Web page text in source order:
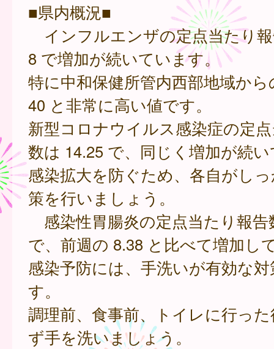
■県内概況■
インフルエンザの定点当たり
8 で増加が続いています。
特に中和保健所管内西部地域か
40 と非常に高い値です。
新型コロナウイルス感染症の定
数は 14.25 で、同じく増加が続
感染拡大を防ぐため、各自がし
策を行いましょう。
感染性胃腸炎の定点当たり報告
で、前週の 8.38 と比べて増加し
感染予防には、手洗いが有効な
す。
調理前、食事前、トイレに行っ
ず手を洗いましょう。